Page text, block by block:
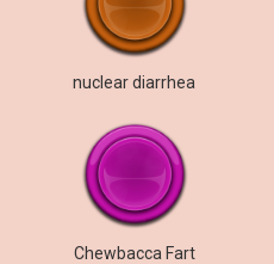
nuclear diarrhea
Chewbacca Fart